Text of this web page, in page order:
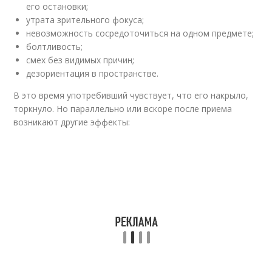
его остановки;
утрата зрительного фокуса;
невозможность сосредоточиться на одном предмете;
болтливость;
смех без видимых причин;
дезориентация в пространстве.
В это время употребивший чувствует, что его накрыло,
торкнуло. Но параллельно или вскоре после приема
возникают другие эффекты: